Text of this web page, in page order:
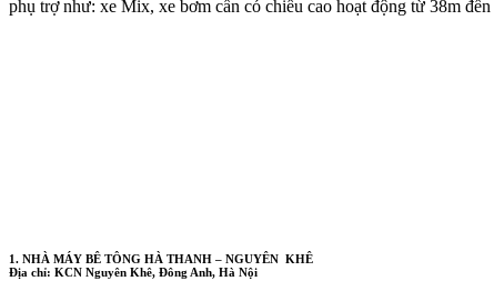
phụ trợ như: xe Mix, xe bơm cần có chiều cao hoạt động từ 38m
1. NHÀ MÁY BÊ TÔNG HÀ THANH – NGUYÊN KHÊ
Địa chỉ: KCN Nguyên Khê, Đông Anh, Hà Nội